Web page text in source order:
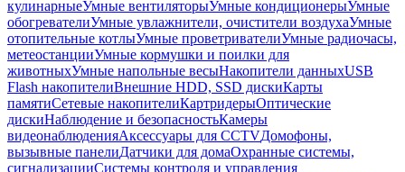
кулинарныеУмные вентиляторыУмные кондиционерыУмные
обогревателиУмные увлажнители, очистители воздухаУмные
отопительные котлыУмные проветривателиУмные радиочасы,
метеостанцииУмные кормушки и поилки для
животныхУмные напольные весыНакопители данныхUSB
Flash накопителиВнешние HDD, SSD дискиКарты
памятиСетевые накопителиКартридерыОптические
дискиНаблюдение и безопасностьКамеры
видеонаблюденияАксессуары для CCTVДомофоны,
вызывные панелиДатчики для домаОхранные системы,
сигнализацииСистемы контроля и управления